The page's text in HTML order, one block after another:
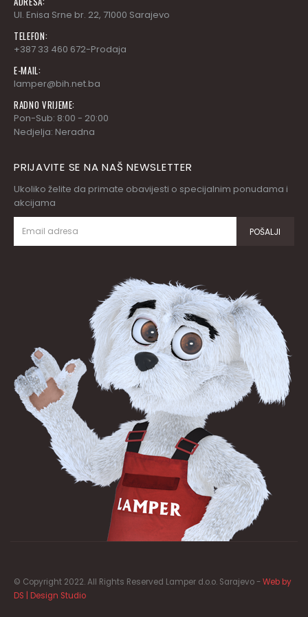
Ul. Enisa Srne br. 22, 71000 Sarajevo
TELEFON:
+387 33 460 672-Prodaja
E-MAIL:
lamper@bih.net.ba
RADNO VRIJEME:
Pon-Sub: 8:00 - 20:00
Nedjelja: Neradna
PRIJAVITE SE NA NAŠ NEWSLETTER
Ukoliko želite da primate obavijesti o specijalnim ponudama i
akcijama
© Copyright 2022. All Rights Reserved Lamper d.o.o. Sarajevo -Web by
DS | Design Studio